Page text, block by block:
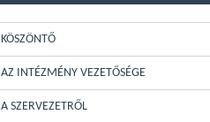
KÖSZÖNTŐ
AZ INTÉZMÉNY VEZETŐSÉGE
A SZERVEZETRŐL